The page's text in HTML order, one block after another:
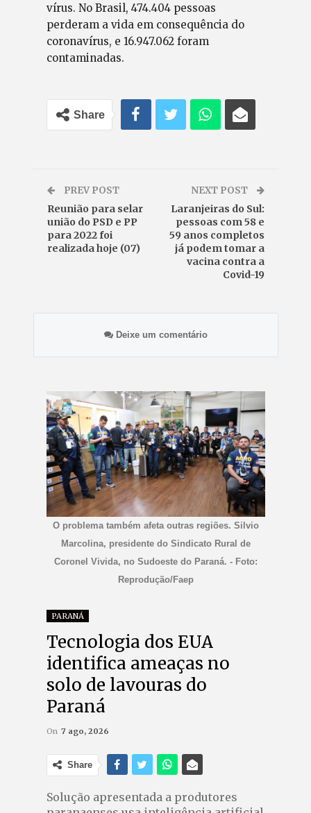
vírus. No Brasil, 474.404 pessoas
perderam a vida em consequência do
coronavírus, e 16.947.062 foram
contaminadas.
Share
PREV POST
Reunião para selar
união do PSD e PP
para 2022 foi
realizada hoje (07)
NEXT POST
Laranjeiras do Sul:
pessoas com 58 e
59 anos completos
já podem tomar a
vacina contra a
Covid-19
Deixe um comentário
O problema também afeta outras regiões. Silvio
Marcolina, presidente do Sindicato Rural de
Coronel Vivida, no Sudoeste do Paraná. - Foto:
Reprodução/Faep
PARANÁ
Tecnologia dos EUA
identifica ameaças no
solo de lavouras do
Paraná
On 7 ago, 2026
Share
Solução apresentada a produtores